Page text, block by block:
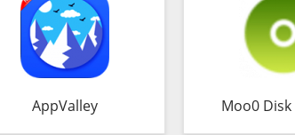
AppValley Moo0